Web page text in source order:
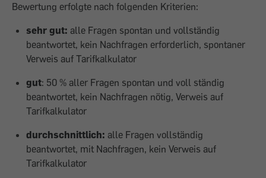
Bewertung erfolgte nach folgenden Kriterien:
sehr gut: alle Fragen spontan und vollständig
beantwortet, kein Nachfragen erforderlich, spontaner
Verweis auf Tarif­kalkulator
gut: 50 % aller Fragen spontan und voll ständig
beantwortet, kein Nachfragen nötig, Verweis auf
Tarifkalkulator
durchschnittlich: alle Fragen vollständig
beantwortet, mit Nachfragen, kein Verweis auf
Tarifkalkulator